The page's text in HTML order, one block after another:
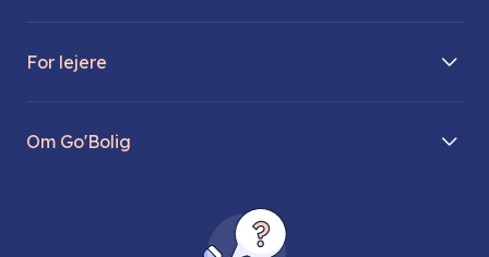
For lejere
Om Go'Bolig